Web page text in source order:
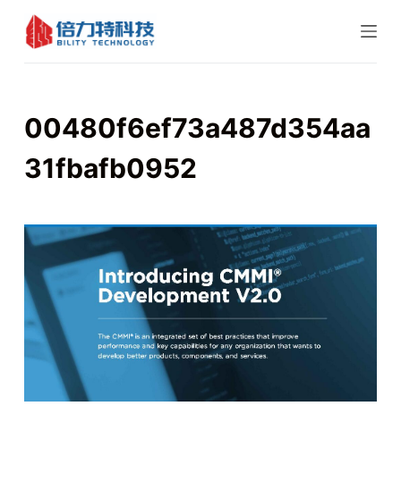
跳
过
00480f6ef73a487d354aa
31fbafb0952